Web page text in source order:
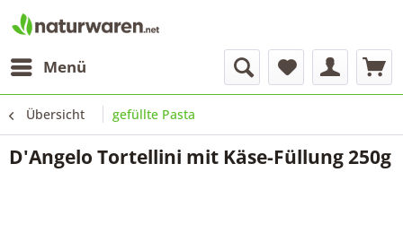
Menü
Übersicht gefüllte Pasta
D'Angelo Tortellini mit Käse-Füllung 250g